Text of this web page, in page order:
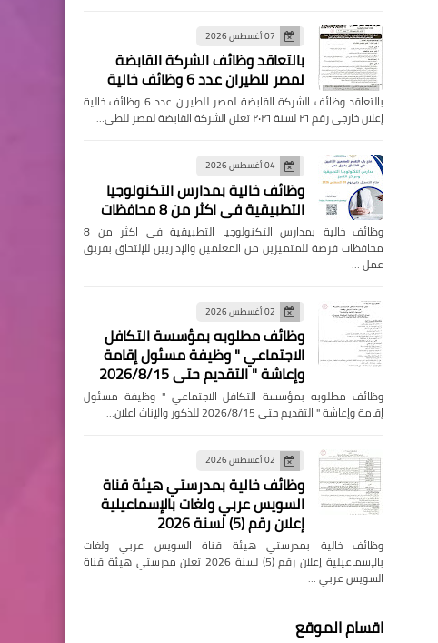
07 أغسطس 2026
بالتعاقد وظائف الشركة القابضة
لمصر للطيران عدد 6 وظائف خالية
بالتعاقد وظائف الشركة القابضة لمصر للطيران عدد 6 وظائف خالية
إعلان خارجي رقم ٢٦ لسنة ٢٠٢٦ تعلن الشركة القابضة لمصر للطي…
04 أغسطس 2026
وظائف خالية بمدارس التكنولوجيا
التطبيقية فى اكثر من 8 محافظات
وظائف خالية بمدارس التكنولوجيا التطبيقية فى اكثر من 8
محافظات فرصة للمتميزين من المعلمين والإداريين للإلتحاق بفريق
عمل …
02 أغسطس 2026
وظائف مطلوبه بمؤسسة التكافل
الاجتماعي " وظيفة مسئول إقامة
وإعاشة " التقديم حتى 2026/8/15
وظائف مطلوبه بمؤسسة التكافل الاجتماعي " وظيفة مسئول
إقامة وإعاشة " التقديم حتى 2026/8/15 للذكور والإناث اعلان…
02 أغسطس 2026
وظائف خالية بمدرستي هيئة قناة
السويس عربي ولغات بالإسماعيلية
إعلان رقم (5) لسنة 2026
وظائف خالية بمدرستي هيئة قناة السويس عربي ولغات
بالإسماعيلية إعلان رقم (5) لسنة 2026 تعلن مدرستي هيئة قناة
السويس عربي …
اقسام الموقع